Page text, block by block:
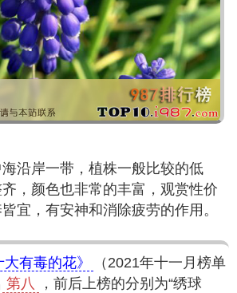
沿岸一带，植株一般比较的低
，颜色也非常的丰富，观赏性价
宜，有安神和消除疲劳的作用。
大有毒的花》
（2021年十一月榜单
第八
，前后上榜的分别为“绣球